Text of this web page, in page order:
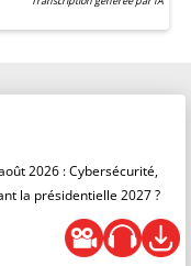
2026 : Cybersécurité,
la présidentielle 2027 ?